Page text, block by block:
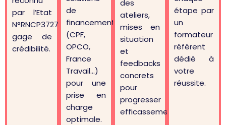
par l’Etat
N°RNCP37275,
gage de
crédibilité.
de
financements
(CPF,
OPCO,
France
Travail…)
pour une
prise en
charge
optimale.
des
ateliers,
mises en
situation
et
feedbacks
concrets
pour
progresser
efficassement.
étape par
un
formateur
référent
dédié à
votre
réussite.